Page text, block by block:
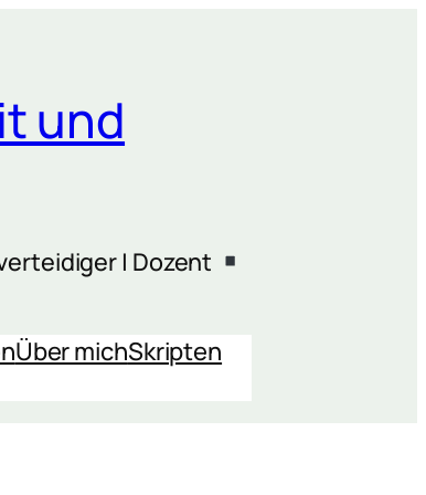
und
| Dozent
Über michSkripten